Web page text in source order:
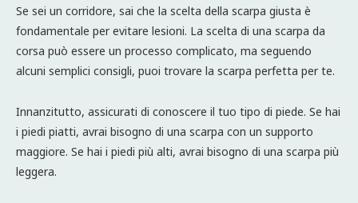
Se sei un corridore, sai che la scelta della scarpa giusta è
fondamentale per evitare lesioni. La scelta di una scarpa da
corsa può essere un processo complicato, ma seguendo
alcuni semplici consigli, puoi trovare la scarpa perfetta per te.
Innanzitutto, assicurati di conoscere il tuo tipo di piede. Se hai
i piedi piatti, avrai bisogno di una scarpa con un supporto
maggiore. Se hai i piedi più alti, avrai bisogno di una scarpa più
leggera.